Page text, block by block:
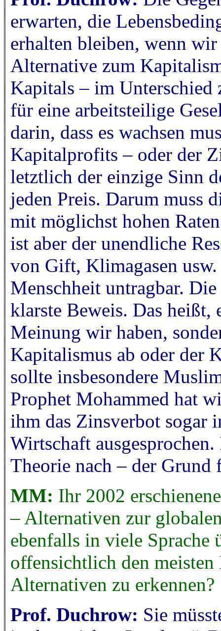
erwarten, die
erhalten bleiben, wenn
Alternative zum
Kapitals – im Unterschied
für eine arbeitsteilige
darin, dass es wachsen
Kapitalprofits – oder der
letztlich der einzige Sinn
jeden Preis. Darum muss
mit möglichst hohen
ist aber der unendliche
von Gift, Klimagasen
Menschheit untragbar.
klarste Beweis. Das heißt,
Meinung wir haben,
Kapitalismus ab oder der
sollte insbesondere
Prophet Mohammed hat
ihm das Zinsverbot sogar
Wirtschaft
Theorie nach – der Grund
MM: Ihr 2002
– Alternativen zur
ebenfalls in viele Sprache
offensichtlich den meisten
Alternativen zu erkennen?
Prof. Duchrow: Sie